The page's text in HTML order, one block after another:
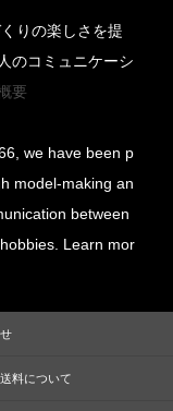
りの楽しさを提
のコミュニケーシ
要
we have been p
model-making an
between
Learn mor
料について